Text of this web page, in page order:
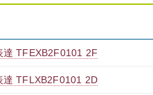
達 TFEXB2F0101 2F
達 TFLXB2F0101 2D